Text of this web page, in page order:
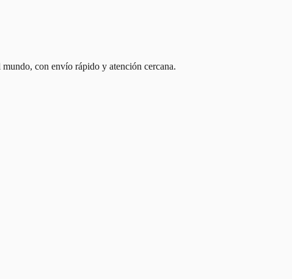
mundo, con envío rápido y atención cercana.